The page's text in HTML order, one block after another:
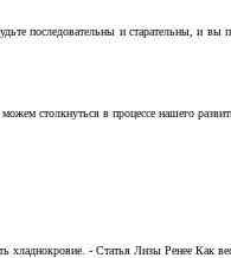
последовательны и старательны, и вы
столкнуться в процессе нашего
хладнокровие. - Статья Лизы Ренее Как